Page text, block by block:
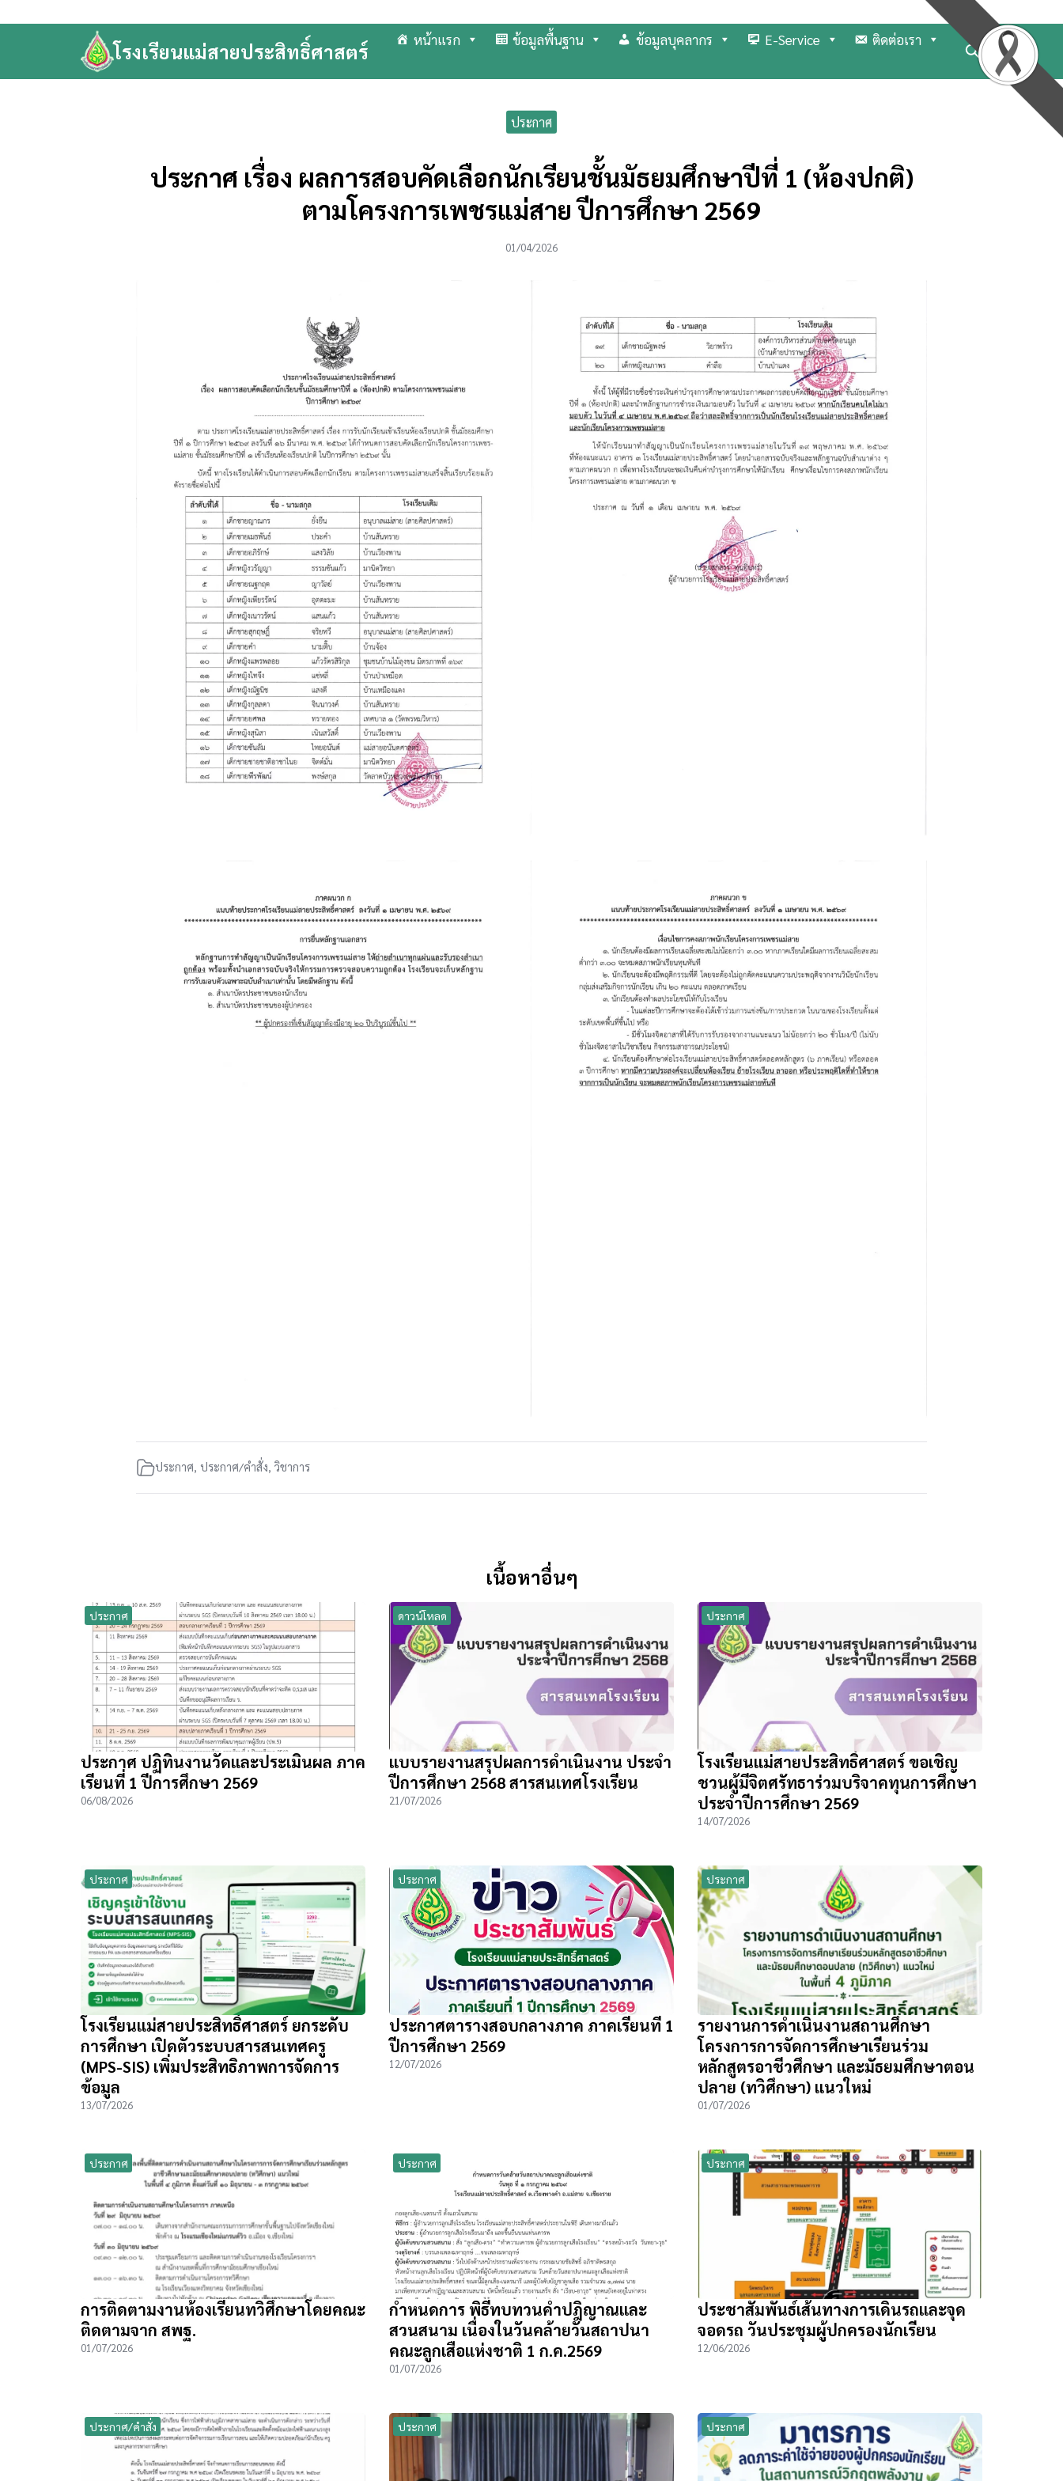
to
โรงเรียนแม่สายประสิทธิ์ศาสตร์ หน้าแรก ข้อมูลพื้นฐาน ข้อมูลบุคลากร E-Service ติดต่อเรา
Search
for:
ประกาศ
ประกาศ เรื่อง ผลการสอบคัดเลือกนักเรียนชั้นมัธยมศึกษาปีที่ 1 (ห้องปกติ)
ตามโครงการเพชรแม่สาย ปีการศึกษา 2569
01/04/2026
ประกาศ, ประกาศ/คำสั่ง, วิชาการ
เนื้อหาอื่นๆ
ประกาศ
ประกาศ ปฏิทินงานวัดและประเมินผล ภาค
เรียนที่ 1 ปีการศึกษา 2569
06/08/2026
ดาวน์โหลด
แบบรายงานสรุปผลการดำเนินงาน ประจำ
ปีการศึกษา 2568 สารสนเทศโรงเรียน
21/07/2026
ประกาศ
โรงเรียนแม่สายประสิทธิ์ศาสตร์ ขอเชิญ
ชวนผู้มีจิตศรัทธาร่วมบริจาคทุนการศึกษา
ประจำปีการศึกษา 2569
14/07/2026
ประกาศ
โรงเรียนแม่สายประสิทธิ์ศาสตร์ ยกระดับ
การศึกษา เปิดตัวระบบสารสนเทศครู
(MPS-SIS) เพิ่มประสิทธิภาพการจัดการ
ข้อมูล
13/07/2026
ประกาศ
ประกาศตารางสอบกลางภาค ภาคเรียนที่ 1
ปีการศึกษา 2569
12/07/2026
ประกาศ
รายงานการดำเนินงานสถานศึกษา
โครงการการจัดการศึกษาเรียนร่วม
หลักสูตรอาชีวศึกษา และมัธยมศึกษาตอน
ปลาย (ทวิศึกษา) แนวใหม่
01/07/2026
ประกาศ
การติดตามงานห้องเรียนทวิศึกษาโดยคณะ
ติดตามจาก สพฐ.
01/07/2026
ประกาศ
กำหนดการ พิธีทบทวนคำปฎิญาณและ
สวนสนาม เนื่องในวันคล้ายวันสถาปนา
คณะลูกเสือแห่งชาติ 1 ก.ค.2569
01/07/2026
ประกาศ
ประชาสัมพันธ์เส้นทางการเดินรถและจุด
จอดรถ วันประชุมผู้ปกครองนักเรียน
12/06/2026
ประกาศ/คำสั่ง ประกาศ ประกาศ